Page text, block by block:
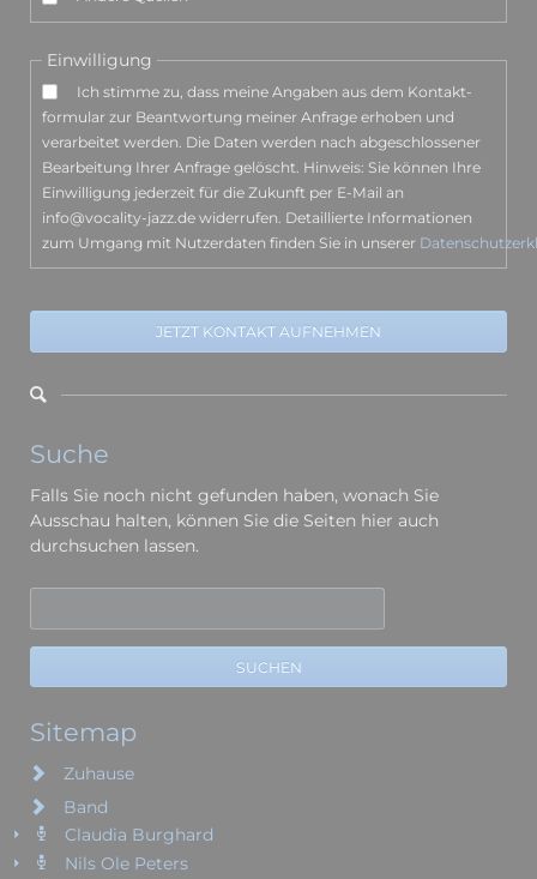
Einwilligung
Ich stimme zu, dass meine Angaben aus dem Kontakt­
formular zur Beantwortung meiner Anfrage erhoben und
verarbeitet werden. Die Daten werden nach abgeschlossener
Bearbeitung Ihrer Anfrage gelöscht. Hinweis: Sie können Ihre
Einwilligung jederzeit für die Zukunft per E-Mail an
info@vocality-jazz.de widerrufen. Detaillierte Informationen
zum Umgang mit Nutzerdaten finden Sie in unserer
JETZT KONTAKT AUFNEHMEN
Suche
Falls Sie noch nicht gefunden haben, wonach Sie
Ausschau halten, können Sie die Seiten hier auch
durchsuchen lassen.
SUCHEN
Sitemap
Zuhause
Band
Claudia Burghard
Nils Ole Peters